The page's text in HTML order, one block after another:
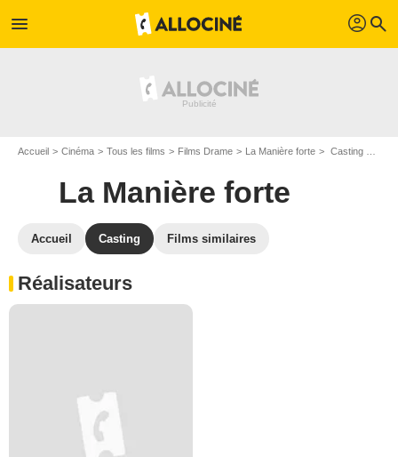
menu profil search
Accueil Cinéma Tous les films Films Drame La Manière forte Casting La Manière forte
La Manière forte
Accueil Casting Films similaires
Réalisateurs